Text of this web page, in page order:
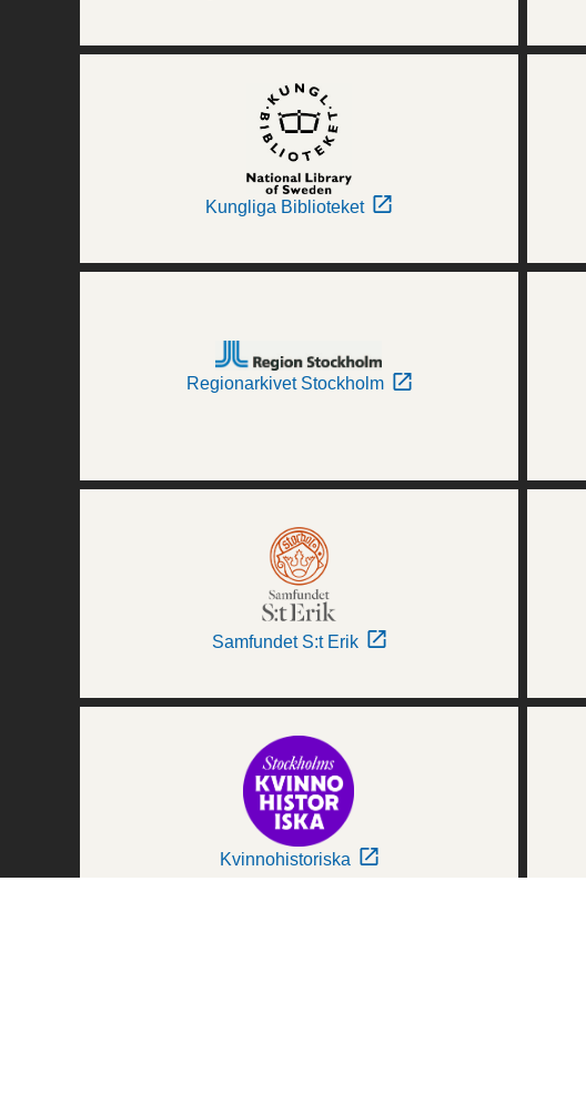
Kungliga Biblioteket
Regionarkivet Stockholm
Samfundet S:t Erik
Kvinnohistoriska